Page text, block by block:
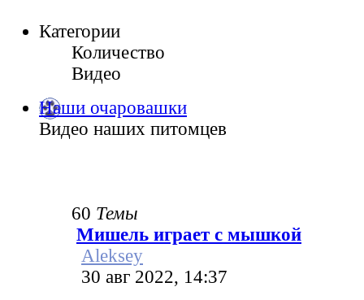
Категории
Количество
Видео
Наши очаровашки
Видео наших питомцев
60 Темы
Мишель играет с мышкой
Aleksey
30 авг 2022, 14:37